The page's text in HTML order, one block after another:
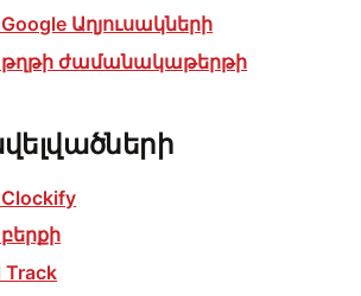
Աղյուսակների
թղթի ժամանակաթերթի
Track